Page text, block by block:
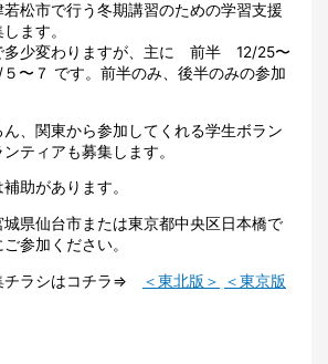
松市で行う冬期講習のための学習支援
ます。
多少変わりますが、主に 前半 12/25〜
７ です。前半のみ、後半のみの参加
、関東から参加してくれる学生ボラン
ティアも募集します。
助があります。
県仙台市または東京都中央区日本橋で
参加ください。
チラシはコチラ⇒ ＜東北版＞
＜東京版